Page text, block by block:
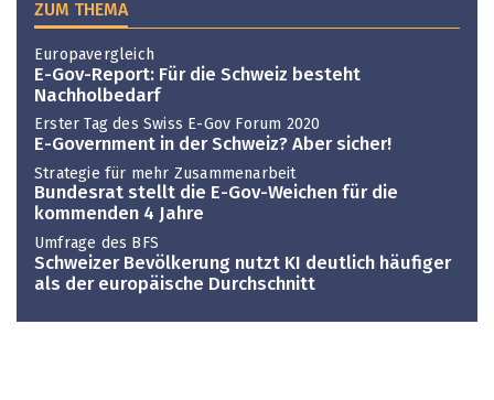
ZUM THEMA
Europavergleich
E-Gov-Report: Für die Schweiz besteht
Nachholbedarf
Erster Tag des Swiss E-Gov Forum 2020
E-Government in der Schweiz? Aber sicher!
Strategie für mehr Zusammenarbeit
Bundesrat stellt die E-Gov-Weichen für die
kommenden 4 Jahre
Umfrage des BFS
Schweizer Bevölkerung nutzt KI deutlich häufiger
als der europäische Durchschnitt